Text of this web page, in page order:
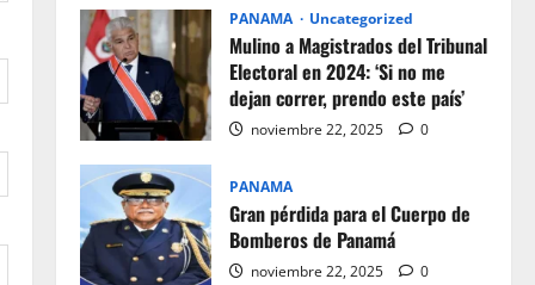
PANAMA Uncategorized
Mulino a Magistrados del Tribunal
Electoral en 2024: ‘Si no me
dejan correr, prendo este país’
noviembre 22, 2025 0
PANAMA
Gran pérdida para el Cuerpo de
Bomberos de Panamá
noviembre 22, 2025 0